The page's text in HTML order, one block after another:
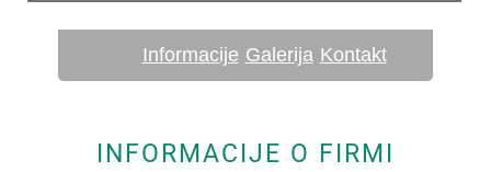
Informacije Galerija Kontakt
INFORMACIJE O FIRMI